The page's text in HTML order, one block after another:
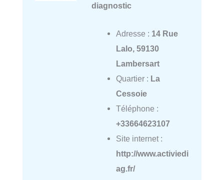
diagnostic
Adresse : 14 Rue
Lalo, 59130
Lambersart
Quartier : La
Cessoie
Téléphone :
+33664623107
Site internet :
http://www.activiedi
ag.fr/